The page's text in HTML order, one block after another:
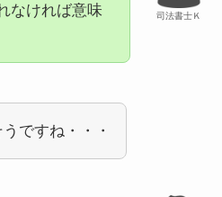
司法書士Ｋ
なければ意味
ですね・・・